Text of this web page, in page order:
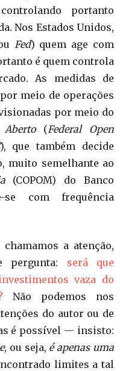
portanto
Nos Estados Unidos,
Fed) quem age com
é quem controla
As medidas de
meio de operações
por meio do
(Federal Open
), que também decide
muito semelhante ao
(COPOM) do Banco
com frequência
a atenção,
pergunta: será que
vaza do
Não podemos nos
do autor ou de
é possível — insisto:
, ou seja, é apenas uma
limites a tal